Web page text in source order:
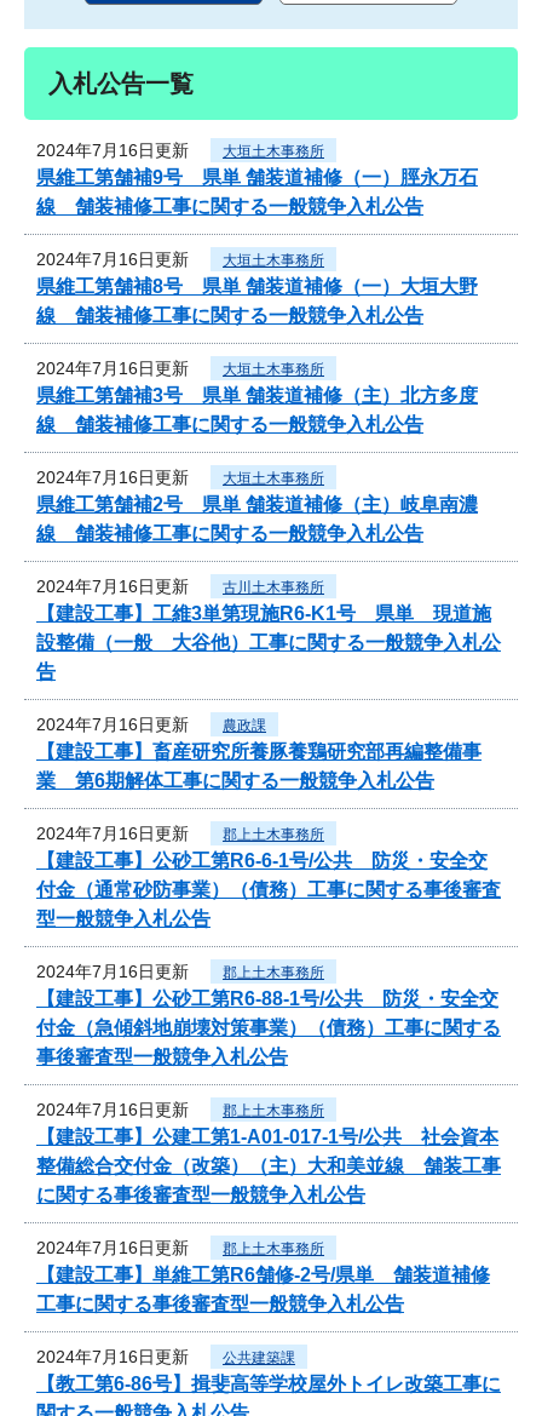
入札公告一覧
2024年7月16日更新 大垣土木事務所
県維工第舗補9号 県単 舗装道補修（一）脛永万石
線 舗装補修工事に関する一般競争入札公告
2024年7月16日更新 大垣土木事務所
県維工第舗補8号 県単 舗装道補修（一）大垣大野
線 舗装補修工事に関する一般競争入札公告
2024年7月16日更新 大垣土木事務所
県維工第舗補3号 県単 舗装道補修（主）北方多度
線 舗装補修工事に関する一般競争入札公告
2024年7月16日更新 大垣土木事務所
県維工第舗補2号 県単 舗装道補修（主）岐阜南濃
線 舗装補修工事に関する一般競争入札公告
2024年7月16日更新 古川土木事務所
【建設工事】工維3単第現施R6-K1号 県単 現道施
設整備（一般 大谷他）工事に関する一般競争入札公
告
2024年7月16日更新 農政課
【建設工事】畜産研究所養豚養鶏研究部再編整備事
業 第6期解体工事に関する一般競争入札公告
2024年7月16日更新 郡上土木事務所
【建設工事】公砂工第R6-6-1号/公共 防災・安全交
付金（通常砂防事業）（債務）工事に関する事後審査
型一般競争入札公告
2024年7月16日更新 郡上土木事務所
【建設工事】公砂工第R6-88-1号/公共 防災・安全交
付金（急傾斜地崩壊対策事業）（債務）工事に関する
事後審査型一般競争入札公告
2024年7月16日更新 郡上土木事務所
【建設工事】公建工第1-A01-017-1号/公共 社会資本
整備総合交付金（改築）（主）大和美並線 舗装工事
に関する事後審査型一般競争入札公告
2024年7月16日更新 郡上土木事務所
【建設工事】単維工第R6舗修-2号/県単 舗装道補修
工事に関する事後審査型一般競争入札公告
2024年7月16日更新 公共建築課
【教工第6-86号】揖斐高等学校屋外トイレ改築工事に